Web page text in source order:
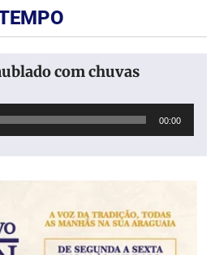
com chuvas
00:00